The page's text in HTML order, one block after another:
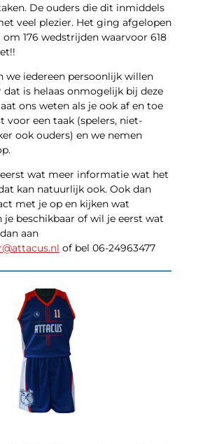
De ouders die dit inmiddels
veel plezier. Het ging afgelopen
176 wedstrijden waarvoor 618
we iedereen persoonlijk willen
dat is helaas onmogelijk bij deze
ons weten als je ook af en toe
voor een taak (spelers, niet-
ook ouders) en we nemen
wat meer informatie wat het
kan natuurlijk ook. Ook dan
met je op en kijken wat
beschikbaar of wil je eerst wat
aan
of bel 06-24963477